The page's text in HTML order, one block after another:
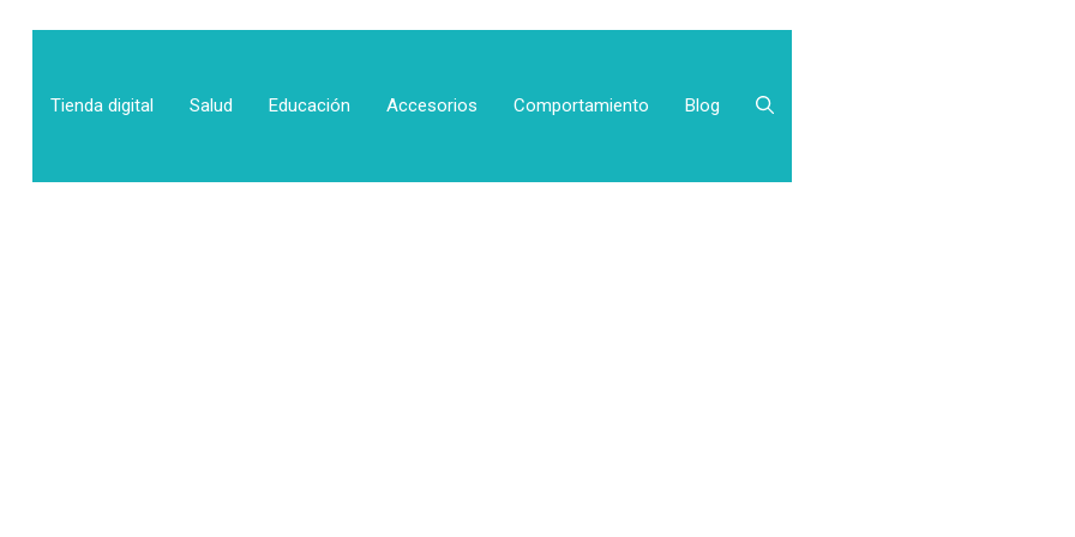
Tienda digital Salud Educación Accesorios Comportamiento Blog